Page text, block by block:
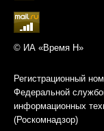
© ИА «Время Н»
Регистрационный
Федеральной
информационных
(Роскомнадзор)